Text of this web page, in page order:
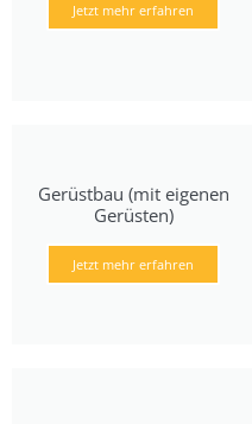
Jetzt mehr erfahren
Gerüstbau (mit eigenen
Gerüsten)
Jetzt mehr erfahren